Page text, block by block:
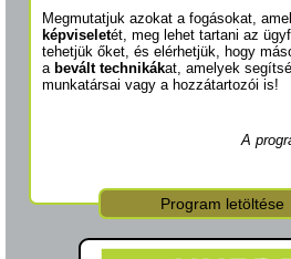
Megmutatjuk azokat a fogásokat,
képviseletét, meg lehet tartani az
tehetjük őket, és elérhetjük, hogy
a bevált technikákat, amelyek
munkatársai vagy a hozzátartozói is!
A
Program letöltése